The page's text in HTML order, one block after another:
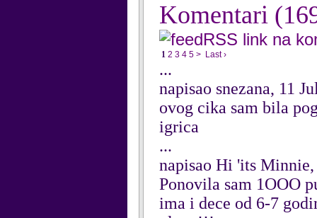
Komentari
RSS link na
1 2 3 4 5 > Last ›
...
napisao snezana, 11
ovog cika sam bila
igrica
...
napisao Hi 'its
Ponovila sam 1OOO
ima i dece od 6-7